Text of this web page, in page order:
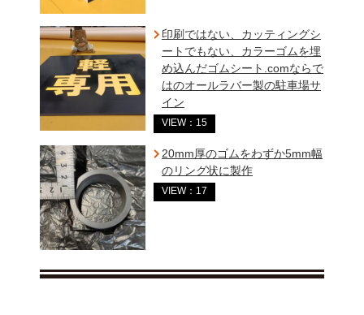
印刷ではない、カッティングシ
ートでもない、カラーゴムを埋
め込んだゴムシート.comならで
はのオールラバー製の駐車場サ
イン
VIEW：15
20mm厚のゴムをわずか5mm幅
のリング状に製作
VIEW：17